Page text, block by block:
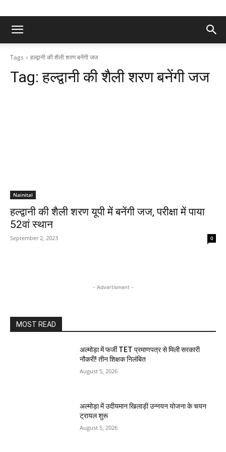
Tags हल्द्वानी की शैली शरण बनेंगी जज
Tag:हल्द्वानी की शैली शरण बनेंगी जज
Nainital
हल्द्वानी की शैली शरण यूपी में बनेंगी जज, परीक्षा में पाया
52वां स्थान
September 2, 2023 0
- Advertisment -
MOST READ
अल्मोड़ा में फर्जी TET प्रमाणपत्र से मिली सरकारी
नौकरी! तीन शिक्षक निलंबित
August 5, 2026
अल्मोड़ा में उदीयमान खिलाड़ी उन्नयन योजना के चयन
ट्रायल शुरू
August 5, 2026